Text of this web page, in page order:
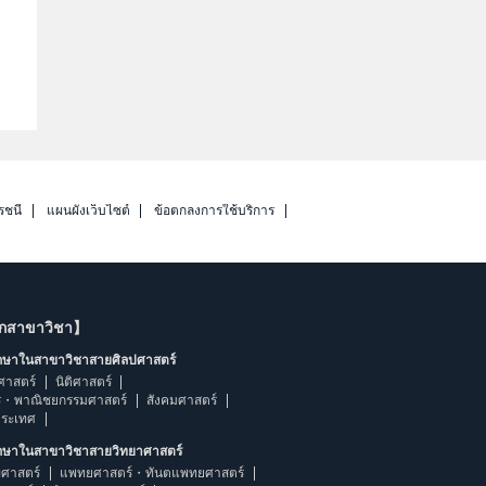
ชนี แผนผังเว็บไซต์ ข้อตกลงการใช้บริการ
าขาวิชา】
าในสาขาวิชาสายศิลปศาสตร์
าสตร์
นิติศาสตร์
・พาณิชยกรรมศาสตร์
สังคมศาสตร์
ะเทศ
าในสาขาวิชาสายวิทยาศาสตร์
าสตร์
แพทยศาสตร์・ทันตแพทยศาสตร์